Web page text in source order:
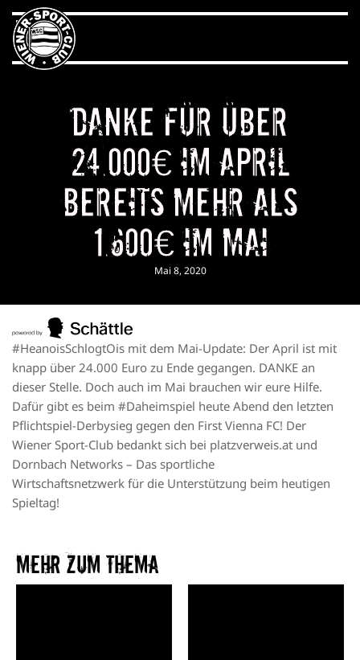
Danke für über
24.000€ im April
Bereits mehr als
1.600€ im Mai
Mai 8, 2020
#HeanoisSchlogtOis mit dem Mai-Update: Der April ist mit
knapp über 24.000 Euro zu Ende gegangen. DANKE an
dieser Stelle. Doch auch im Mai brauchen wir eure Hilfe.
Dafür gibt es beim #Daheimspiel heute Abend den letzten
Pflichtspiel-Derbysieg gegen den First Vienna FC! Der
Wiener Sport-Club bedankt sich bei platzverweis.at und
Dornbach Networks – Das sportliche
Wirtschaftsnetzwerk für die Unterstützung beim heutigen
Spieltag!
Mehr zum Thema​